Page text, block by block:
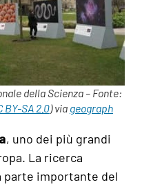
della Scienza – Fonte:
BY-SA 2.0) via geograph
, uno dei più grandi
La ricerca
parte importante del